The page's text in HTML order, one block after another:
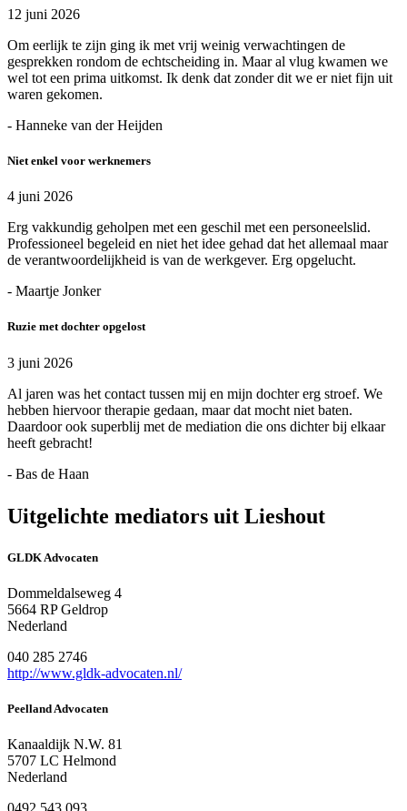
12 juni 2026
Om eerlijk te zijn ging ik met vrij weinig verwachtingen de
gesprekken rondom de echtscheiding in. Maar al vlug kwamen we
wel tot een prima uitkomst. Ik denk dat zonder dit we er niet fijn uit
waren gekomen.
- Hanneke van der Heijden
Niet enkel voor werknemers
4 juni 2026
Erg vakkundig geholpen met een geschil met een personeelslid.
Professioneel begeleid en niet het idee gehad dat het allemaal maar
de verantwoordelijkheid is van de werkgever. Erg opgelucht.
- Maartje Jonker
Ruzie met dochter opgelost
3 juni 2026
Al jaren was het contact tussen mij en mijn dochter erg stroef. We
hebben hiervoor therapie gedaan, maar dat mocht niet baten.
Daardoor ook superblij met de mediation die ons dichter bij elkaar
heeft gebracht!
- Bas de Haan
Uitgelichte mediators uit Lieshout
GLDK Advocaten
Dommeldalseweg 4
5664 RP Geldrop
Nederland
040 285 2746
http://www.gldk-advocaten.nl/
Peelland Advocaten
Kanaaldijk N.W. 81
5707 LC Helmond
Nederland